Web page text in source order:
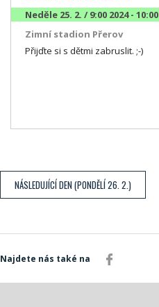
Neděle 25. 2. / 9:00 2024 - 10:00
Zimní stadion Přerov
Přijďte si s dětmi zabruslit. ;-)
NÁSLEDUJÍCÍ DEN (PONDĚLÍ 26. 2.)
Najdete nás také na